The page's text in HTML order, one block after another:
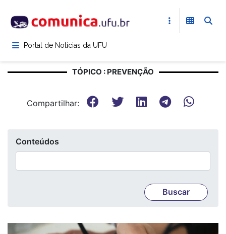
para
conteúdoPortal de Notícias da UFU
TÓPICO : PREVENÇÃO
Compartilhar:
Conteúdos